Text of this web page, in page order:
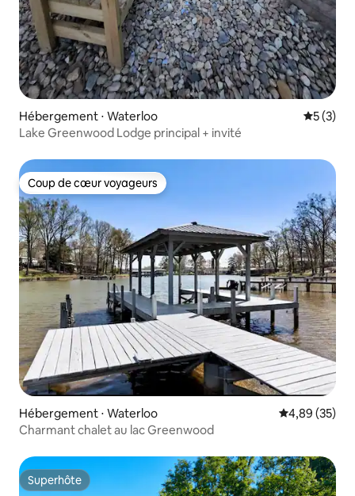
Hébergement ⋅ Waterloo
5 (3)
Lake Greenwood Lodge principal + invité
Coup de cœur voyageurs
Coup de cœur voyageurs
Hébergement ⋅ Waterloo Évaluation
4,89 (35)
Charmant chalet au lac Greenwood
Superhôte
Superhôte